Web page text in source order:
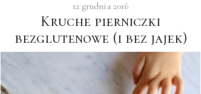
12 grudnia 2016
Kruche pierniczki
bezglutenowe (i bez jajek)